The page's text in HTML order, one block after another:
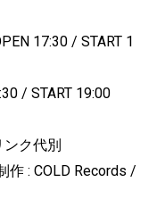
17:30 / START 1
/ START 19:00
ク代別
作 : COLD Records /